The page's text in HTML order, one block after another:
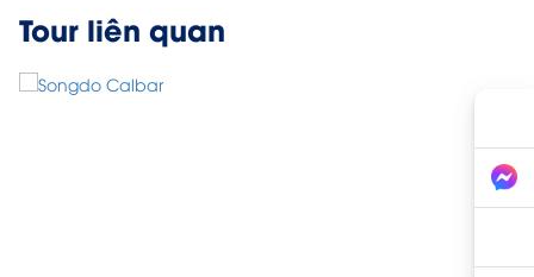
Tour liên quan